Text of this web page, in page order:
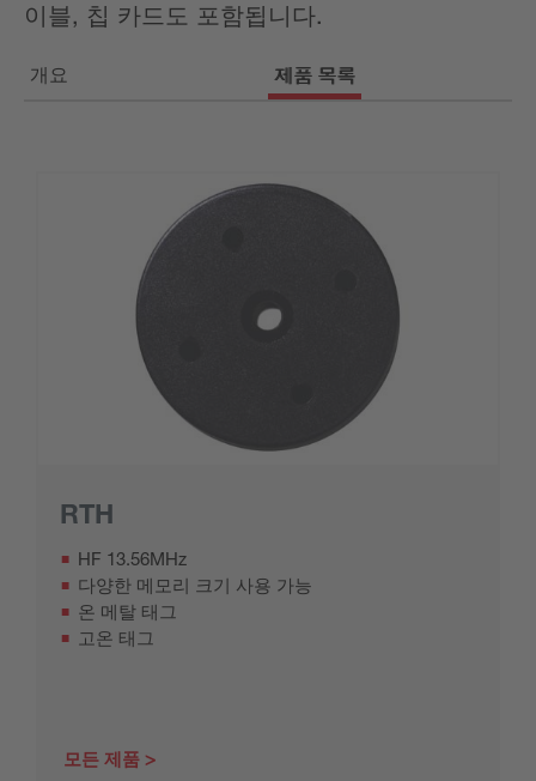
이블, 칩 카드도 포함됩니다.
개요 제품 목록
RTH
HF 13.56MHz
다양한 메모리 크기 사용 가능
온 메탈 태그
고온 태그
모든 제품